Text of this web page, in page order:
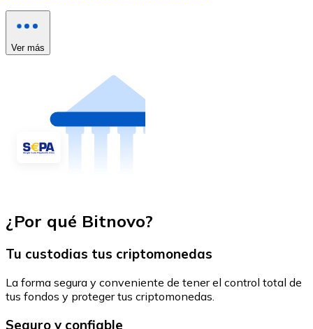
Ver más
¿Por qué Bitnovo?
Tu custodias tus criptomonedas
La forma segura y conveniente de tener el control total de
tus fondos y proteger tus criptomonedas.
Seguro y confiable